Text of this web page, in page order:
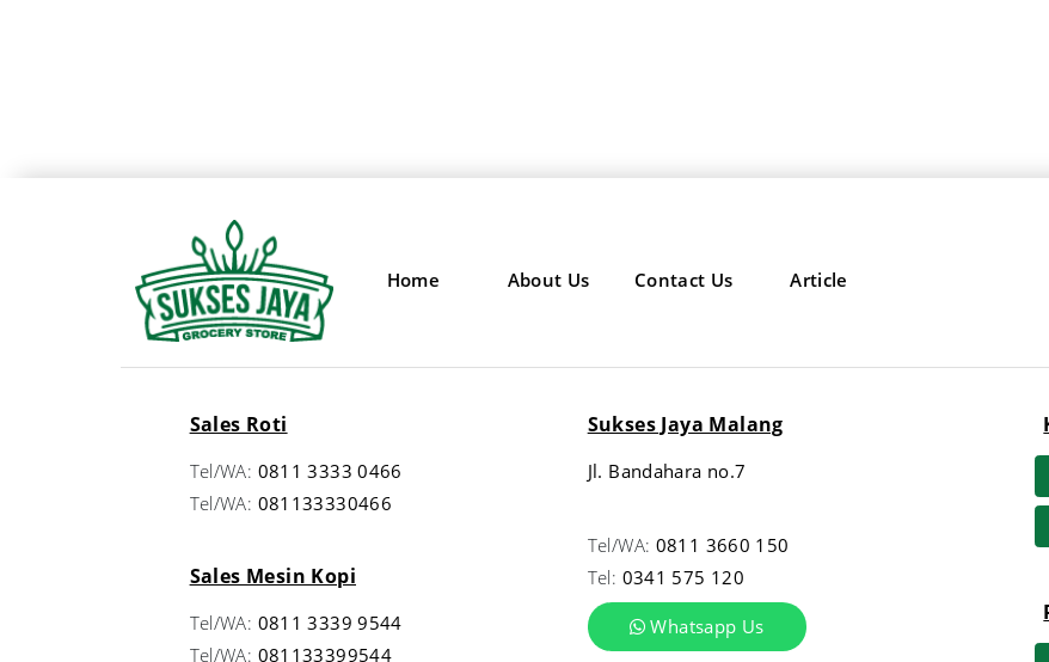
Home About Us Contact Us Article
Sales Roti
Tel/WA: 0811 3333 0466
Tel/WA: 081133330466
Sales Mesin Kopi
Tel/WA: 0811 3339 9544
Tel/WA: 081133399544
Sukses Jaya Malang
Jl. Bandahara no.7
Tel/WA: 0811 3660 150
Tel: 0341 575 120
Whatsapp Us